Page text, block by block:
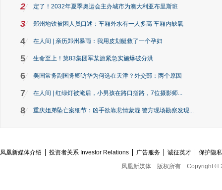
2 定了！2032年夏季奥运会主办城市为澳大利亚布里斯班
3 郑州地铁被困人员口述：车厢外水有一人多高 车厢内缺氧
4 在人间 | 亲历郑州暴雨：我用皮划艇救了一个孕妇
5 生命至上！第83集团军某旅紧急实施爆破分洪
6 美国常务副国务卿访华为何选在天津？外交部：两个原因
7 在人间 | 红绿灯被淹后，小男孩在路口指路，7位摄影师...
8 重庆姐弟坠亡案细节：凶手欲靠悲情蒙混 警方现场勘察发现...
凤凰新媒体介绍 投资者关系 Investor Relations 广告服务 诚征英才
保护隐
凤凰新媒体
版权所有 Copyright ©